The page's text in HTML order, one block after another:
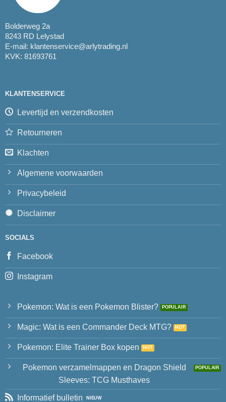
Bolderweg 2a
8243 RD Lelystad
E-mail: klantenservice@arlytrading.nl
KVK: 81693761
KLANTENSERVICE
Levertijd en verzendkosten
Retourneren
Klachten
Algemene voorwaarden
Privacybeleid
Disclaimer
SOCIALS
Facebook
Instagram
Pokemon: Wat is een Pokemon Blister?
Magic: Wat is een Commander Deck MTG?
Pokemon: Elite Trainer Box kopen
Pokemon verzamelmappen en Dragon Shield
Sleeves: TCG Musthaves
Informatief bulletin